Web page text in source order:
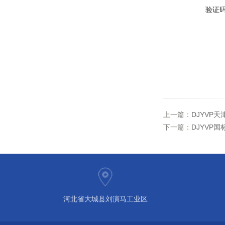
验证
上一篇： DJYVP天
下一篇： DJYVP国
河北省大城县刘演马工业区